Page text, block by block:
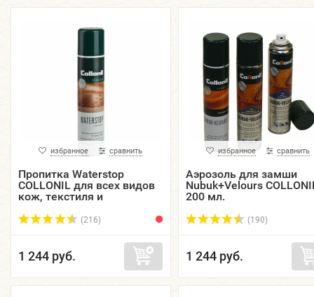
избранное сравнить
Пропитка Waterstop
COLLONIL для всех видов
кож, текстиля и
мл., 400 мл. (216)
1 244 руб.
избранное сравнить
Аэрозоль для замши
Nubuk+Velours
200 мл.
(190)
1 244 руб.